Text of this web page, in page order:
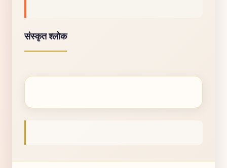
संस्कृत श्लोक